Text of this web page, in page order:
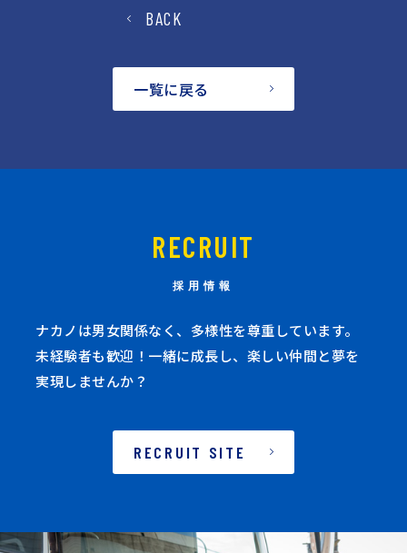
BACK
一覧に戻る
RECRUIT
採用情報
ナカノは男女関係なく、多様性を尊重しています。
未経験者も歓迎！一緒に成長し、楽しい仲間と夢を
実現しませんか？
RECRUIT SITE